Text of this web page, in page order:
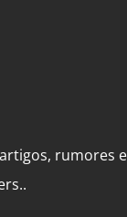
rumores e